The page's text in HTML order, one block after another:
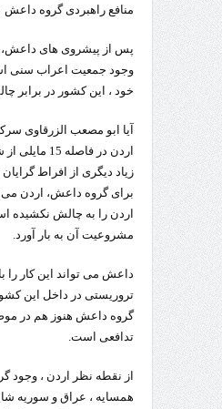
منافع راهبردی گروه داعش
پس از پیشروی های داعش،
وجود جمعیت اعراب سنی
خود ، این کشور در برابر
آیا ابو مصعب الزرقاوی
زیاد دیگری از افراط
برای گروه داعش، اردن
اردن را به چالش نکشیده
مشروعیت آن به بار آورد.
داعش می تواند این کار
تروریستی در داخل این
گروه داعش هنوز هم در
تدافعی است.
از نقطه نظر اردن ،
همسایه ، عراق و سوریه